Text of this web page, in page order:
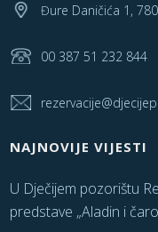
Đure Daničića 1,
00 387 51 232 844
NAJNOVIJE VIJESTI
U Dječijem pozorištu
predstave „Aladin i